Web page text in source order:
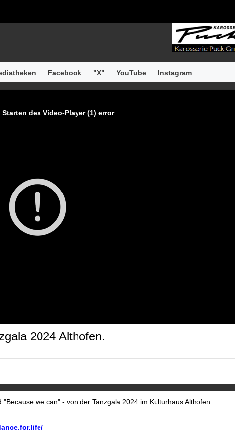
Facebook "X" YouTube Instagram
Starten des Video-Player (1) error
2024 Althofen.
we can" - von der Tanzgala 2024 im Kulturhaus Althofen.